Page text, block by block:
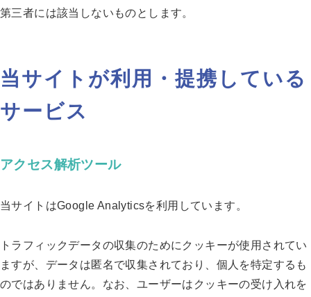
第三者には該当しないものとします。
当サイトが利用・提携している
サービス
アクセス解析ツール
当サイトはGoogle Analyticsを利用しています。
トラフィックデータの収集のためにクッキーが使用されてい
ますが、データは匿名で収集されており、個人を特定するも
のではありません。なお、ユーザーはクッキーの受け入れを